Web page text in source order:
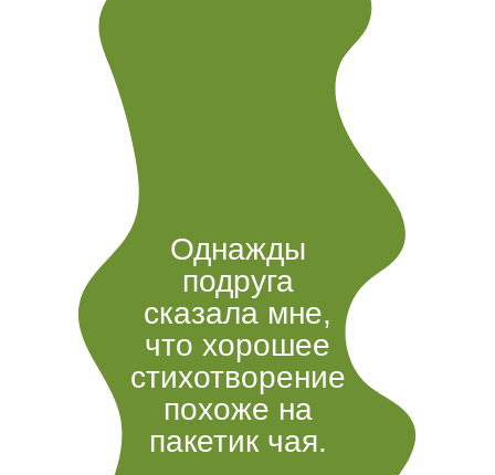
Однажды
подруга
сказала мне,
что хорошее
стихотворение
похоже на
пакетик чая.